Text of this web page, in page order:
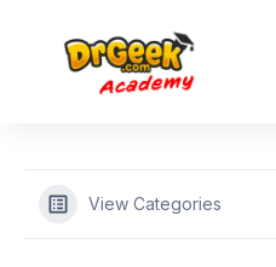
View Categories